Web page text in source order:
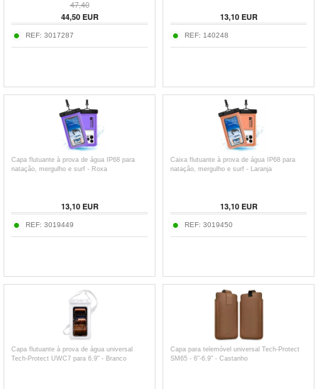
47,40
44,50EUR
REF: 3017287
13,10EUR
REF: 140248
Capa flutuante à prova de água IP68 para
natação, mergulho e surf - Roxa
13,10EUR
REF: 3019449
Caixa flutuante à prova de água IP68 para
natação, mergulho e surf - Laranja
13,10EUR
REF: 3019450
Capa flutuante à prova de água universal
Tech-Protect UWC7 para 6.9" - Branco
Capa para telemóvel universal Tech-Protect
SM65 - 6"-6.9" - Castanho